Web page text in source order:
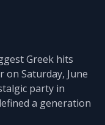
Greek hits
on Saturday, June
party in
a generation